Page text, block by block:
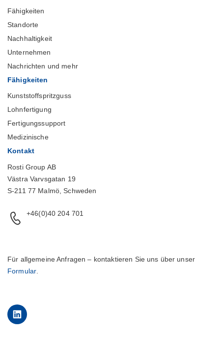
Fähigkeiten
Standorte
Nachhaltigkeit
Unternehmen
Nachrichten und mehr
Fähigkeiten
Kunststoffspritzguss
Lohnfertigung
Fertigungssupport
Medizinische
Kontakt
Rosti Group AB
Västra Varvsgatan 19
S-211 77 Malmö, Schweden
+46(0)40 204 701
Für allgemeine Anfragen – kontaktieren Sie uns über unser
Formular
LinkedIn